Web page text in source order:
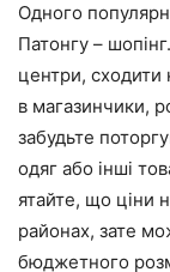
Одного
Патонгу –
центри, сходити
в магазинчики,
забудьте
одяг або інші
ятайте, що ціни
районах, зате
бюджетного